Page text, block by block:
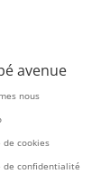
avenue
nous
de cookies
de confidentialité